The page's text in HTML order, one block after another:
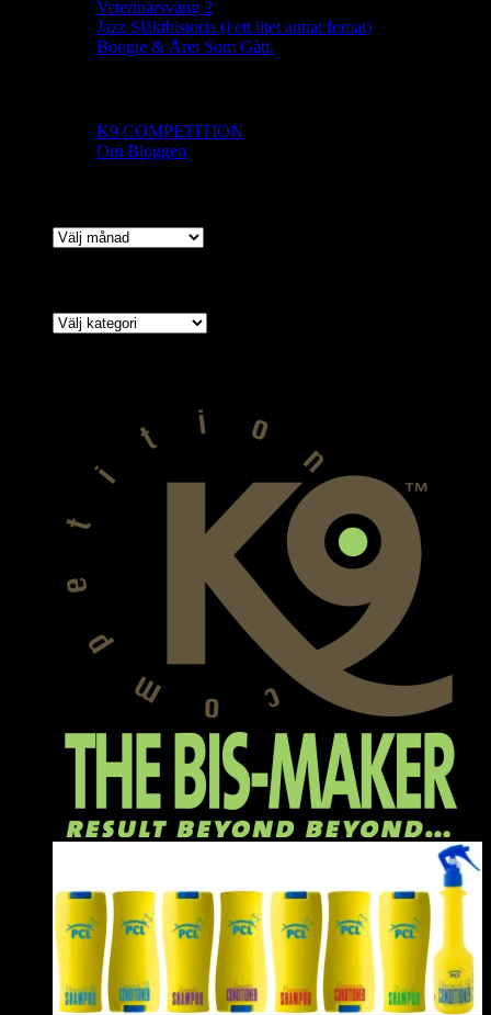
Veterinärsväng 2
Jazz Släkthistoria (i ett litet annat fomat)
Boogie & Året Som Gått.
K9 COMPETITION
Om Bloggen
ARKIV
Kategorier